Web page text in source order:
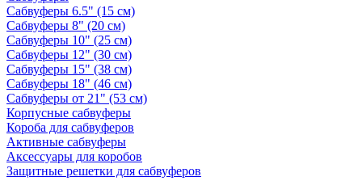
Сабвуферы 6.5" (15 см)
Сабвуферы 8" (20 см)
Сабвуферы 10" (25 см)
Сабвуферы 12" (30 см)
Сабвуферы 15" (38 см)
Сабвуферы 18" (46 см)
Сабвуферы от 21" (53 см)
Корпусные сабвуферы
Короба для сабвуферов
Активные сабвуферы
Аксессуары для коробов
Защитные решетки для сабвуферов